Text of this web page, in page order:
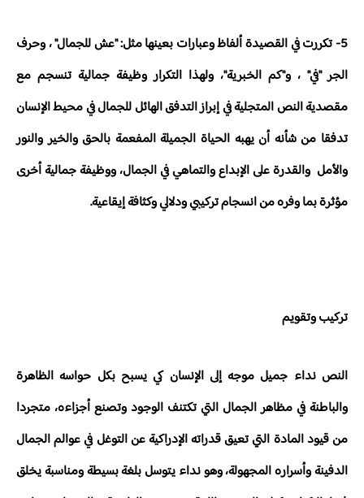
5- تكررت في القصيدة ألفاظ وعبارات بعينها مثل: "عش للجمال" ، وحرف
الجر "في" ، و"كم الخبرية"، ولهذا التكرار وظيفة جمالية تنسجم مع
مقصدية النص المتجلية في إبراز التدفق الهائل للجمال في محيط الإنسان
تدفقا من شأنه أن يهبه الحياة الجميلة المفعمة بالحق والخير والنور
والأمل والقدرة على الإبداع والتماهي في الجمال، ووظيفة جمالية أخرى
مؤثرة بما وفره من انسجام تركيبي ودلالي وكثافة إيقاعية.
تركيب وتقويم
النص نداء جميل موجه إلى الإنسان كي يسبح بكل حواسه الظاهرة
والباطنة في مظاهر الجمال التي تكتنف الوجود وتصنع أجزاءه، متجردا
من قيود المادة التي تعيق قدراته الإدراكية عن التوغل في عوالم الجمال
الدفينة وأسراره المجهولة، وهو نداء يتوسل بلغة بسيطة ومناسبة يخلق